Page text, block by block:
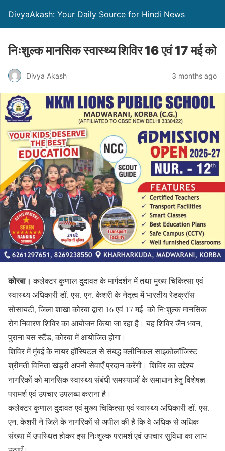
DivyaAkash: Your Daily Source for Hindi News
निःशुल्क मानसिक स्वास्थ्य शिविर 16 एवं 17 मई को
Divya Akash 3 months ago
कोरबा। कलेक्टर कुणाल दुदावत के मार्गदर्शन में तथा मुख्य चिकित्सा एवं
स्वास्थ्य अधिकारी डॉ. एस. एन. केशरी के नेतृत्व में भारतीय रेडक्रॉस
सोसायटी, जिला शाखा कोरबा द्वारा 16 एवं 17 मई को निःशुल्क मानसिक
रोग निवारण शिविर का आयोजन किया जा रहा है। यह शिविर जैन भवन,
पुराना बस स्टैंड, कोरबा में आयोजित होगा।
शिविर में मुंबई के नायर हॉस्पिटल से संबद्ध क्लीनिकल साइकोलॉजिस्ट
श्रीमती विनिता खंडूरी अपनी सेवाएँ प्रदान करेंगी। शिविर का उद्देश्य
नागरिकों को मानसिक स्वास्थ्य संबंधी समस्याओं के समाधान हेतु विशेषज्ञ
परामर्श एवं उपचार उपलब्ध कराना है।
कलेक्टर कुणाल दुदावत एवं मुख्य चिकित्सा एवं स्वास्थ्य अधिकारी डॉ. एस.
एन. केशरी ने जिले के नागरिकों से अपील की है कि वे अधिक से अधिक
संख्या में उपस्थित होकर इस निःशुल्क परामर्श एवं उपचार सुविधा का लाभ